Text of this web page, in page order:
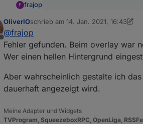
F frajop
im Video sieht man beim
ebenfalls diese Einblendung.
Das Datum ist bei mir nicht
Offline
OliverIOschrieb am 14. Jan. 2021, 16:43
zuletzt editiert von OliverIO
@frajop
Fehler gefunden. Beim overlay war
Wer einen hellen Hintergrund
Aber wahrscheinlich gestalte ich
dauerhaft angezeigt wird.
Meine Adapter und Widgets
TVProgram SqueezeboxRPC OpenLiga